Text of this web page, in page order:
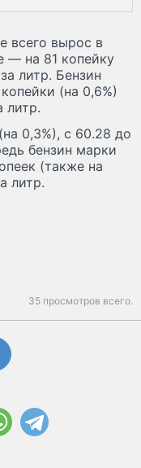
всего вырос в
— на 81 копейку
литр. Бензин
(на 0,6%)
литр.
0,3%), с 60.28 до
бензин марки
(также на
литр.
35 просмотров всего.